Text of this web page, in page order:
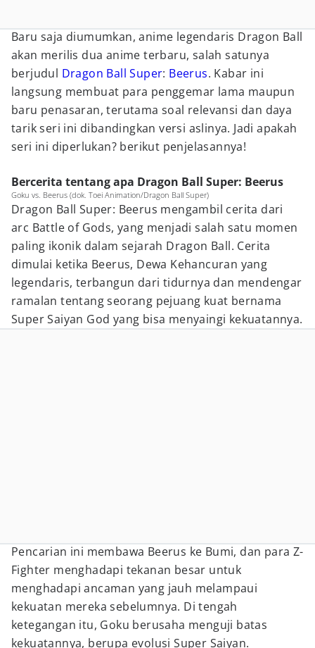
Baru saja diumumkan, anime legendaris Dragon Ball
akan merilis dua anime terbaru, salah satunya
berjudul Dragon Ball Super: Beerus. Kabar ini
langsung membuat para penggemar lama maupun
baru penasaran, terutama soal relevansi dan daya
tarik seri ini dibandingkan versi aslinya. Jadi apakah
seri ini diperlukan? berikut penjelasannya!
Bercerita tentang apa Dragon Ball Super: Beerus
Goku vs. Beerus (dok. Toei Animation/Dragon Ball Super)
Dragon Ball Super: Beerus mengambil cerita dari
arc Battle of Gods, yang menjadi salah satu momen
paling ikonik dalam sejarah Dragon Ball. Cerita
dimulai ketika Beerus, Dewa Kehancuran yang
legendaris, terbangun dari tidurnya dan mendengar
ramalan tentang seorang pejuang kuat bernama
Super Saiyan God yang bisa menyaingi kekuatannya.
Pencarian ini membawa Beerus ke Bumi, dan para Z-
Fighter menghadapi tekanan besar untuk
menghadapi ancaman yang jauh melampaui
kekuatan mereka sebelumnya. Di tengah
ketegangan itu, Goku berusaha menguji batas
kekuatannya, berupa evolusi Super Saiyan.